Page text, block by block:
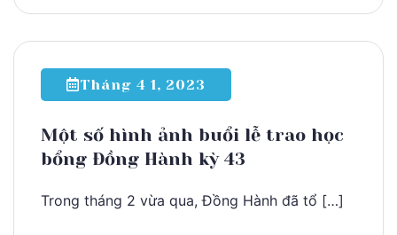
Tháng 4 1, 2023
Một số hình ảnh buổi lễ trao học
bổng Đồng Hành kỳ 43
Trong tháng 2 vừa qua, Đồng Hành đã tổ […]